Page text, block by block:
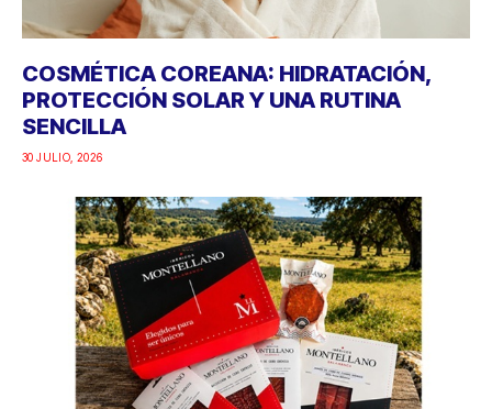
COSMÉTICA COREANA: HIDRATACIÓN,
PROTECCIÓN SOLAR Y UNA RUTINA
SENCILLA
30 JULIO, 2026